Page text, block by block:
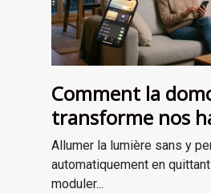
Comment la
transforme nos
d’éclairage au
Allumer la lumière sans y
automatiquement en
moduler...